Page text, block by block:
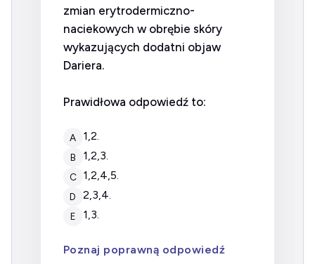
zmian erytrodermiczno-
naciekowych w obrębie skóry
wykazujących dodatni objaw
Dariera.
Prawidłowa odpowiedź to:
A 1,2.
B 1,2,3.
C 1,2,4,5.
D 2,3,4.
E 1,3.
Poznaj poprawną odpowiedź